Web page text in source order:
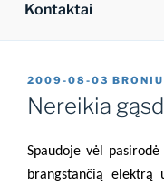
Kontaktai
PASKELBTA
2009-08-03
Nereikia
Spaudoje vėl
brangstančią elektrą